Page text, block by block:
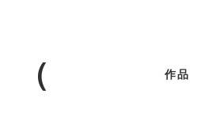
作品